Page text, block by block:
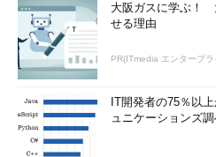
大阪ガスに学ぶ！
せる理由
PR(ITmedia エンタープラ
IT開発者の75％以
ュニケーションズ